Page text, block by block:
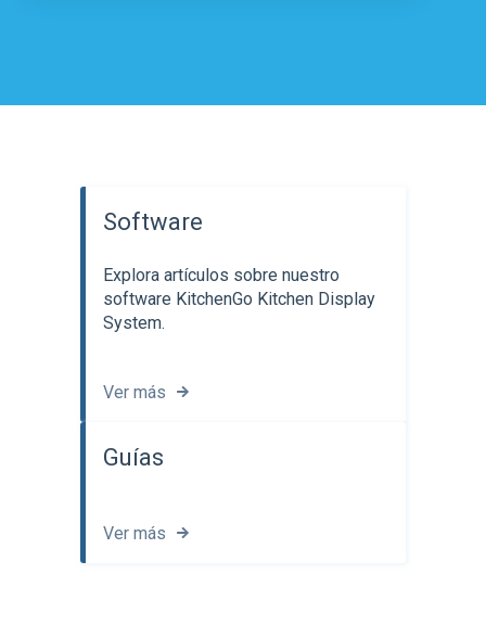
Software
Explora artículos sobre nuestro
software KitchenGo Kitchen Display
System.
Ver más
Guías
Ver más